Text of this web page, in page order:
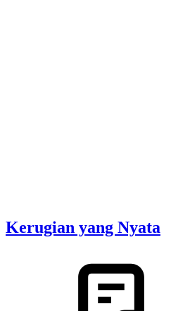
Kerugian yang Nyata